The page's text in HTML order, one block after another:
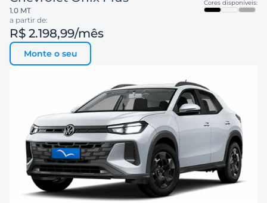
1.0 MT
Cores disponíveis:
a partir de:
R$ 2.198,99/mês
Monte o seu